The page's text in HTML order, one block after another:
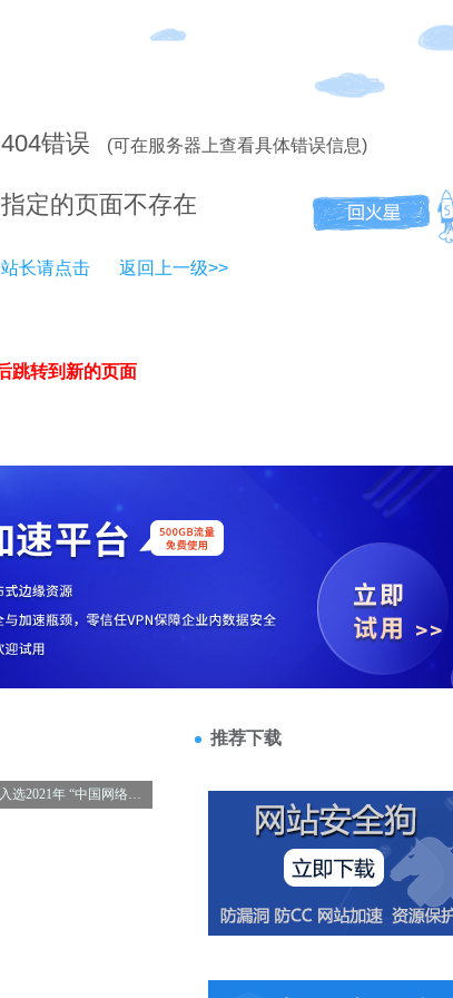
404错误 (可在服务器上查看具体错误信息)
指定的页面不存在
站长请点击 返回上一级>>